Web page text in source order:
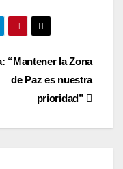
“Mantener la Zona
de Paz es nuestra
prioridad”